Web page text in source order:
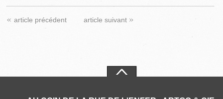
«article précédent article suivant »